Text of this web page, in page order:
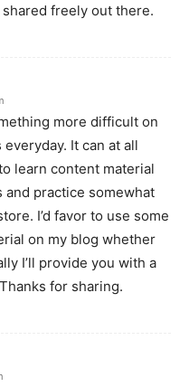
freely out there.
more difficult on
It can at all
learn content material
practice somewhat
I’d favor to use some
on my blog whether
I’ll provide you with a
for sharing.